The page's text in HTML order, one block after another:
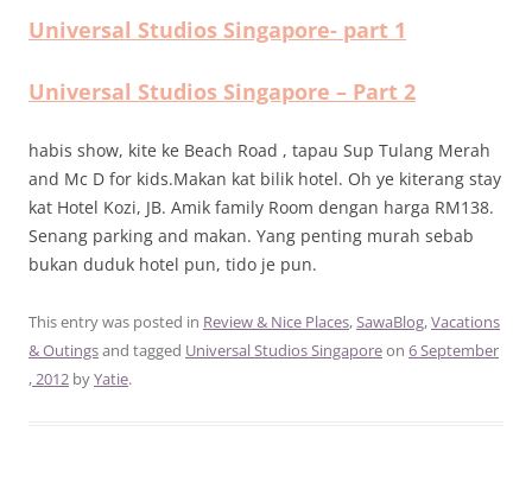
Universal Studios Singapore- part 1
Universal Studios Singapore – Part 2
habis show, kite ke Beach Road , tapau Sup Tulang Merah
and Mc D for kids.Makan kat bilik hotel. Oh ye kiterang stay
kat Hotel Kozi, JB. Amik family Room dengan harga RM138.
Senang parking and makan. Yang penting murah sebab
bukan duduk hotel pun, tido je pun.
This entry was posted in Review & Nice Places,SawaBlog,Vacations
& Outingsand tagged Universal Studios Singaporeon 6 September
, 2012 byYatie.